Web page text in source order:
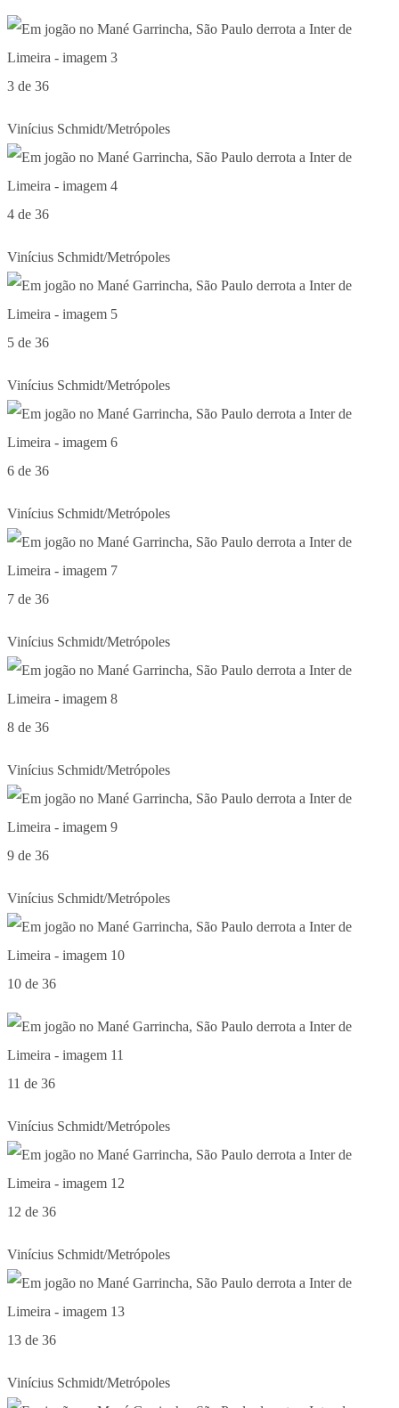
3 de 36
Vinícius Schmidt/Metrópoles
4 de 36
Vinícius Schmidt/Metrópoles
5 de 36
Vinícius Schmidt/Metrópoles
6 de 36
Vinícius Schmidt/Metrópoles
7 de 36
Vinícius Schmidt/Metrópoles
8 de 36
Vinícius Schmidt/Metrópoles
9 de 36
Vinícius Schmidt/Metrópoles
10 de 36
11 de 36
Vinícius Schmidt/Metrópoles
12 de 36
Vinícius Schmidt/Metrópoles
13 de 36
Vinícius Schmidt/Metrópoles